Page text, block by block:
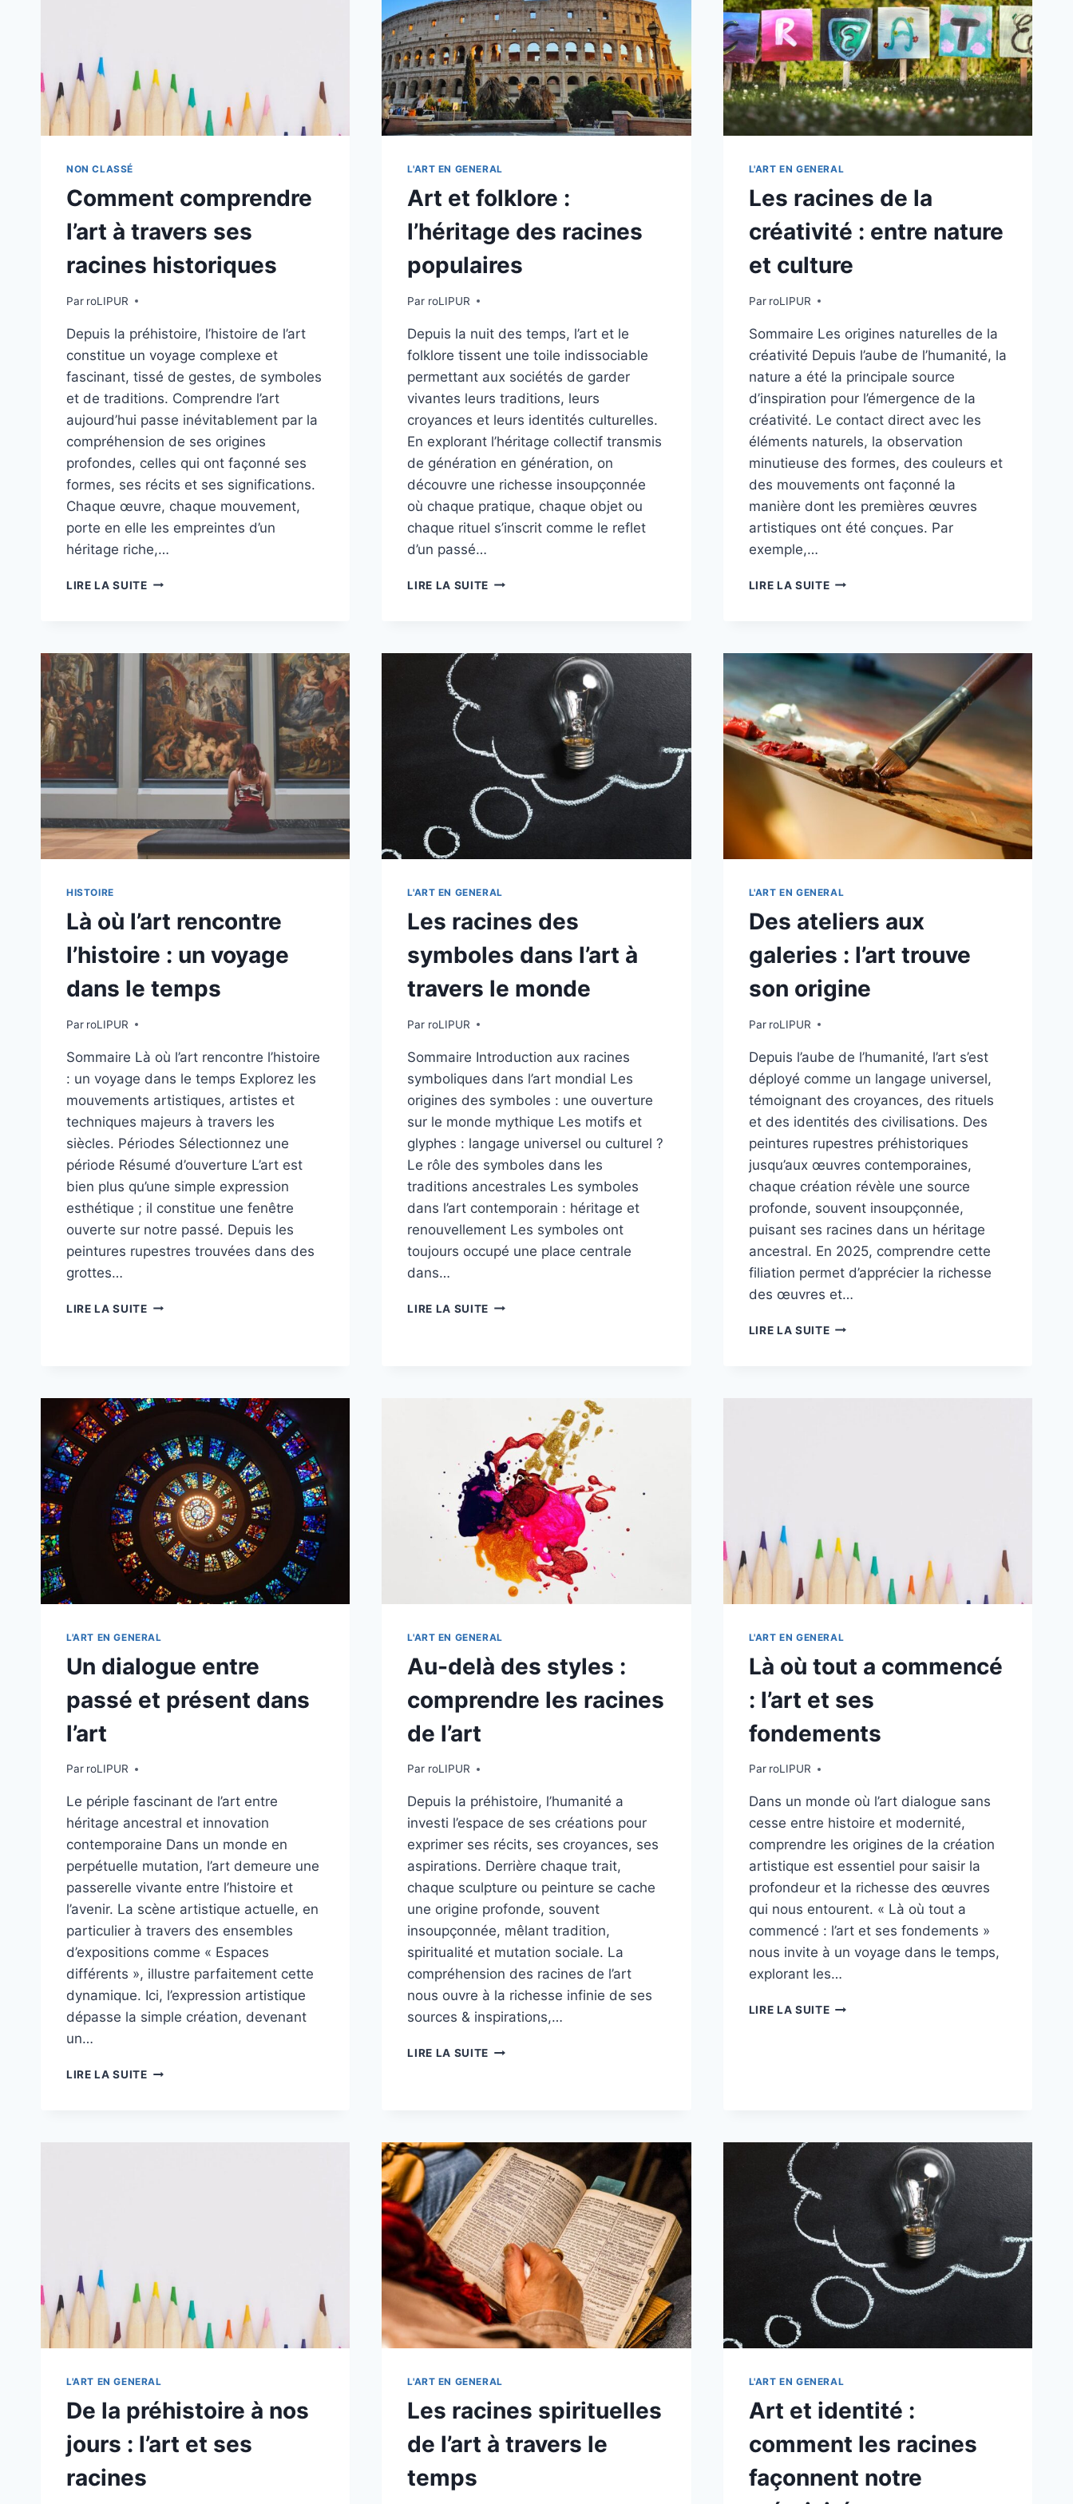
NON CLASSÉ
Comment comprendre
l’art à travers ses
racines historiques
Par roLIPUR
Depuis la préhistoire, l’histoire de l’art
constitue un voyage complexe et
fascinant, tissé de gestes, de symboles
et de traditions. Comprendre l’art
aujourd’hui passe inévitablement par la
compréhension de ses origines
profondes, celles qui ont façonné ses
formes, ses récits et ses significations.
Chaque œuvre, chaque mouvement,
porte en elle les empreintes d’un
héritage riche,…
LIRE LA SUITECOMMENT
SES
RACINES
HISTORIQUES
L'ART EN GENERAL
Art et folklore :
l’héritage des racines
populaires
Par roLIPUR
Depuis la nuit des temps, l’art et le
folklore tissent une toile indissociable
permettant aux sociétés de garder
vivantes leurs traditions, leurs
croyances et leurs identités culturelles.
En explorant l’héritage collectif transmis
de génération en génération, on
découvre une richesse insoupçonnée
où chaque pratique, chaque objet ou
chaque rituel s’inscrit comme le reflet
d’un passé…
LIRE LA SUITE ART
POPULAIRES
L'ART EN GENERAL
Les racines de la
créativité : entre nature
et culture
Par roLIPUR
Sommaire Les origines naturelles de la
créativité Depuis l’aube de l’humanité, la
nature a été la principale source
d’inspiration pour l’émergence de la
créativité. Le contact direct avec les
éléments naturels, la observation
minutieuse des formes, des couleurs et
des mouvements ont façonné la
manière dont les premières œuvres
artistiques ont été conçues. Par
exemple,…
LIRE LA SUITELES
ENTRE
NATURE
ET
CULTURE
HISTOIRE
Là où l’art rencontre
l’histoire : un voyage
dans le temps
Par roLIPUR
Sommaire Là où l’art rencontre l’histoire
: un voyage dans le temps Explorez les
mouvements artistiques, artistes et
techniques majeurs à travers les
siècles. Périodes Sélectionnez une
période Résumé d’ouverture L’art est
bien plus qu’une simple expression
esthétique ; il constitue une fenêtre
ouverte sur notre passé. Depuis les
peintures rupestres trouvées dans des
grottes…
LIRE LA SUITELÀ
UN
DANS
LE
TEMPS
L'ART EN GENERAL
Les racines des
symboles dans l’art à
travers le monde
Par roLIPUR
Sommaire Introduction aux racines
symboliques dans l’art mondial Les
origines des symboles : une ouverture
sur le monde mythique Les motifs et
glyphes : langage universel ou culturel ?
Le rôle des symboles dans les
traditions ancestrales Les symboles
dans l’art contemporain : héritage et
renouvellement Les symboles ont
toujours occupé une place centrale
dans…
LIRE LA SUITE LES
TRAVERS
LE
MONDE
L'ART EN GENERAL
Des ateliers aux
galeries : l’art trouve
son origine
Par roLIPUR
Depuis l’aube de l’humanité, l’art s’est
déployé comme un langage universel,
témoignant des croyances, des rituels
et des identités des civilisations. Des
peintures rupestres préhistoriques
jusqu’aux œuvres contemporaines,
chaque création révèle une source
profonde, souvent insoupçonnée,
puisant ses racines dans un héritage
ancestral. En 2025, comprendre cette
filiation permet d’apprécier la richesse
des œuvres et…
LIRE LA SUITEDES
L'ART EN GENERAL
Un dialogue entre
passé et présent dans
l’art
Par roLIPUR
Le périple fascinant de l’art entre
héritage ancestral et innovation
contemporaine Dans un monde en
perpétuelle mutation, l’art demeure une
passerelle vivante entre l’histoire et
l’avenir. La scène artistique actuelle, en
particulier à travers des ensembles
d’expositions comme « Espaces
différents », illustre parfaitement cette
dynamique. Ici, l’expression artistique
dépasse la simple création, devenant
un…
LIRE LA SUITEUN
L'ART EN GENERAL
Au-delà des styles :
comprendre les racines
de l’art
Par roLIPUR
Depuis la préhistoire, l’humanité a
investi l’espace de ses créations pour
exprimer ses récits, ses croyances, ses
aspirations. Derrière chaque trait,
chaque sculpture ou peinture se cache
une origine profonde, souvent
insoupçonnée, mêlant tradition,
spiritualité et mutation sociale. La
compréhension des racines de l’art
nous ouvre à la richesse infinie de ses
sources & inspirations,…
LIRE LA SUITE AU-
LES
RACINES
DE
L’ART
L'ART EN GENERAL
Là où tout a commencé
: l’art et ses
fondements
Par roLIPUR
Dans un monde où l’art dialogue sans
cesse entre histoire et modernité,
comprendre les origines de la création
artistique est essentiel pour saisir la
profondeur et la richesse des œuvres
qui nous entourent. « Là où tout a
commencé : l’art et ses fondements »
nous invite à un voyage dans le temps,
explorant les…
LIRE LA SUITELÀ
SES
FONDEMENTS
L'ART EN GENERAL
De la préhistoire à nos
jours : l’art et ses
racines
L'ART EN GENERAL
Les racines spirituelles
de l’art à travers le
temps
L'ART EN GENERAL
Art et identité :
comment les racines
façonnent notre